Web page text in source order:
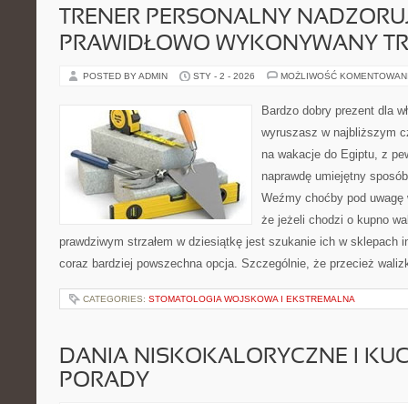
TRENER PERSONALNY
PRAWIDŁOWO WYKONYWANY
POSTED BY ADMIN STY - 2 - 2026 MOŻLIWOŚĆ
Bardzo dobry prezent dla
wyruszasz w najbliższym
na wakacje do Egiptu, z
naprawdę umiejętny
Weźmy choćby pod
że jeżeli chodzi o kupno
prawdziwym strzałem w dziesiątkę jest szukanie ich w sklepach
coraz bardziej powszechna opcja. Szczególnie, że przecież
CATEGORIES: STOMATOLOGIA WOJSKOWA I EKSTREMALNA
DANIA NISKOKALORYCZNE I
PORADY